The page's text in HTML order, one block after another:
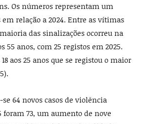
Os números representam um
em relação a 2024. Entre as vítimas
das sinalizações ocorreu na
55 anos, com 25 registos em 2025.
aos 25 anos que se registou o maior
64 novos casos de violência
foram 73, um aumento de nove